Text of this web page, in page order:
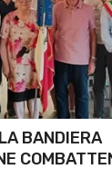
BANDIERA